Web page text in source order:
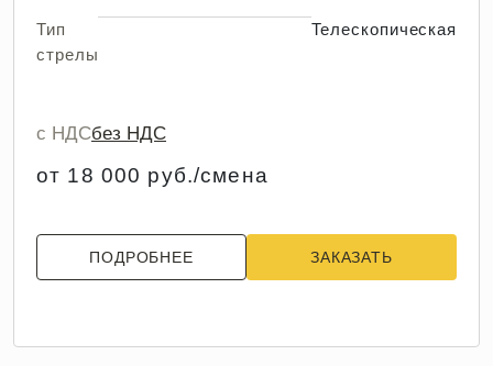
Тип
стрелы
Телескопическая
с НДСбез НДС
от 18 000 руб./смена
ПОДРОБНЕЕ ЗАКАЗАТЬ